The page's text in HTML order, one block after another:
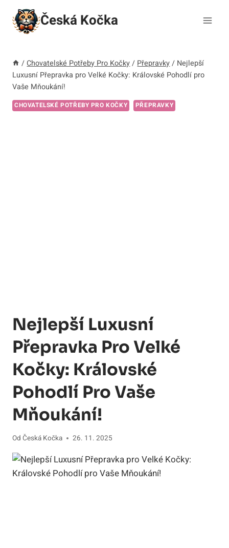
Přeskočit
obsah
Česká Kočka
/ Chovatelské Potřeby Pro Kočky / Přepravky / Nejlepší
Luxusní Přepravka pro Velké Kočky: Královské Pohodlí pro
Vaše Mňoukání!
CHOVATELSKÉ POTŘEBY PRO KOČKY PŘEPRAVKY
Nejlepší Luxusní
Přepravka Pro Velké
Kočky: Královské
Pohodlí Pro Vaše
Mňoukání!
Od Česká Kočka 26. 11. 2025